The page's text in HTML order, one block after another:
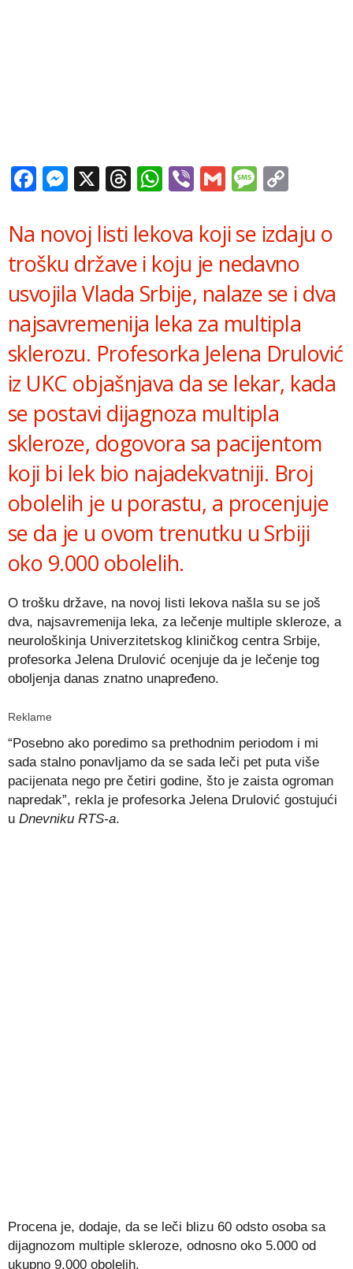
Facebook
Messenger
X Threads
WhatsApp
ViberGmail
Na novoj listi lekova koji se izdaju o
trošku države i koju je nedavno
usvojila Vlada Srbije, nalaze se i dva
najsavremenija leka za multipla
sklerozu. Profesorka Jelena Drulović
iz UKC objašnjava da se lekar, kada
se postavi dijagnoza multipla
skleroze, dogovora sa pacijentom
koji bi lek bio najadekvatniji. Broj
obolelih je u porastu, a procenjuje
se da je u ovom trenutku u Srbiji
oko 9.000 obolelih.
O trošku države, na novoj listi lekova našla su se još
dva, najsavremenija leka, za lečenje multiple skleroze, a
neurološkinja Univerzitetskog kliničkog centra Srbije,
profesorka Jelena Drulović ocenjuje da je lečenje tog
oboljenja danas znatno unapređeno.
Reklame
“Posebno ako poredimo sa prethodnim periodom i mi
sada stalno ponavljamo da se sada leči pet puta više
pacijenata nego pre četiri godine, što je zaista ogroman
napredak”, rekla je profesorka Jelena Drulović gostujući
u Dnevniku RTS-a.
Procena je, dodaje, da se leči blizu 60 odsto osoba sa
dijagnozom multiple skleroze, odnosno oko 5.000 od
ukupno 9.000 obolelih.